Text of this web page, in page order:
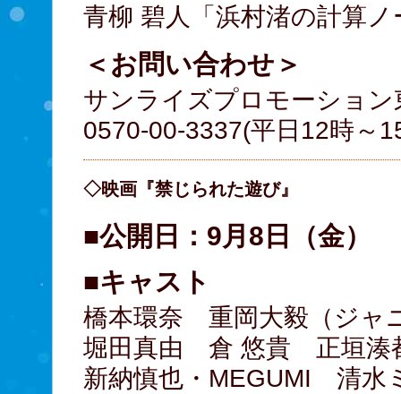
青柳 碧人「浜村渚の計算
＜お問い合わせ＞
サンライズプロモーション
0570-00-3337(平日12時～
◇映画『禁じられた遊び』
■公開日：9月8日（金）
■キャスト
橋本環奈 重岡大毅（ジャ
堀田真由 倉 悠貴 正垣湊
新納慎也・MEGUMI 清水